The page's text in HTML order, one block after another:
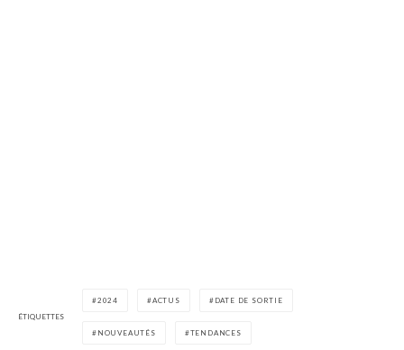
ÉTIQUETTES
2024 ACTUS DATE DE SORTIE
NOUVEAUTÉS TENDANCES